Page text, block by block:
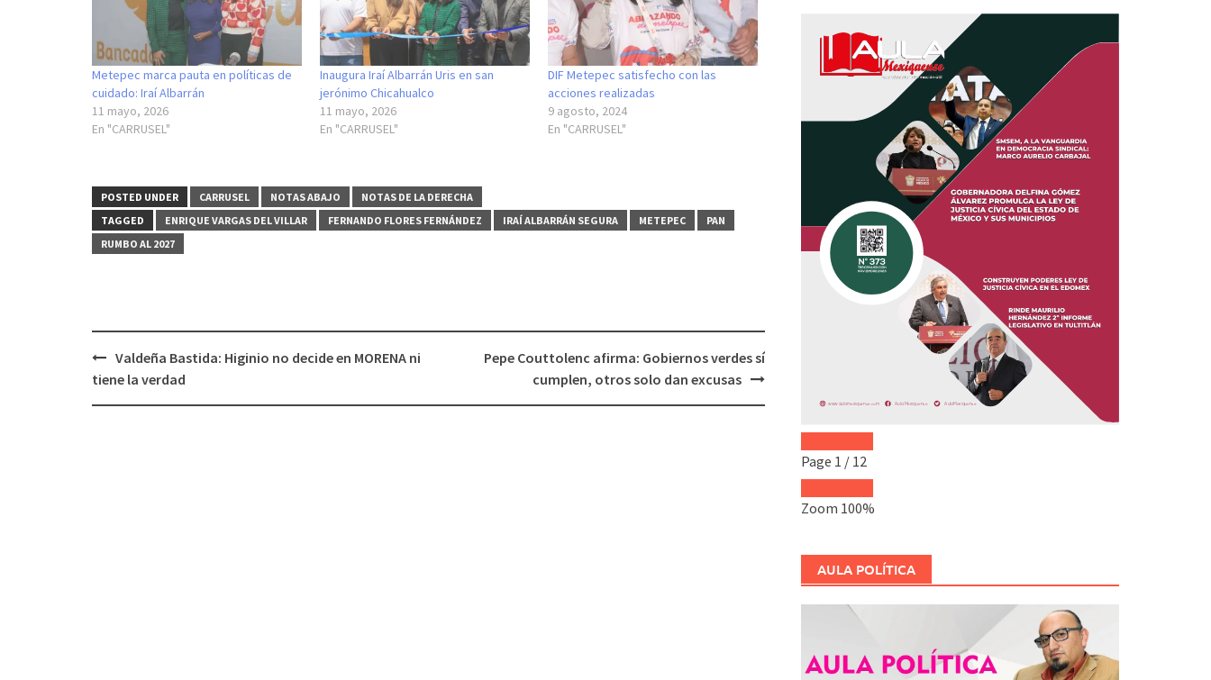
Metepec marca pauta en políticas de
cuidado: Iraí Albarrán
11 mayo, 2026
En "CARRUSEL"
Inaugura Iraí Albarrán Uris en san
jerónimo Chicahualco
11 mayo, 2026
En "CARRUSEL"
DIF Metepec satisfecho con las
acciones realizadas
9 agosto, 2024
En "CARRUSEL"
POSTED UNDER CARRUSEL NOTAS ABAJO
NOTAS DE LA DERECHA
TAGGED
ENRIQUE VARGAS DEL VILLAR FERNANDO FLORES FERNÁNDEZ IRAÍ ALBARRÁN SEGURA METEPEC
PAN
RUMBO AL 2027
Post
navigation
Valdeña Bastida: Higinio no decide en MORENA ni
tiene la verdad
Pepe Couttolenc afirma: Gobiernos verdes sí
cumplen, otros solo dan excusas
Page 1 / 12
Zoom 100%
AULA POLÍTICA